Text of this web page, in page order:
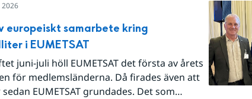
2026
europeiskt samarbete kring
i EUMETSAT
juni-juli höll EUMETSAT det första av årets
för medlemsländerna. Då firades även att
EUMETSAT grundades. Det som